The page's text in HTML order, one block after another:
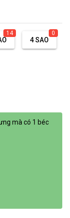
14
4 SAO
0
mà có 1 béc